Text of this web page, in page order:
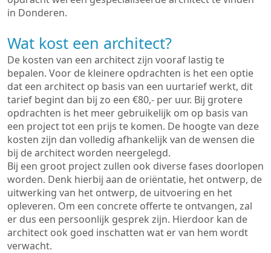
in Donderen.
Wat kost een architect?
De kosten van een architect zijn vooraf lastig te
bepalen. Voor de kleinere opdrachten is het een optie
dat een architect op basis van een uurtarief werkt, dit
tarief begint dan bij zo een €80,- per uur. Bij grotere
opdrachten is het meer gebruikelijk om op basis van
een project tot een prijs te komen. De hoogte van deze
kosten zijn dan volledig afhankelijk van de wensen die
bij de architect worden neergelegd.
Bij een groot project zullen ook diverse fases doorlopen
worden. Denk hierbij aan de oriëntatie, het ontwerp, de
uitwerking van het ontwerp, de uitvoering en het
opleveren. Om een concrete offerte te ontvangen, zal
er dus een persoonlijk gesprek zijn. Hierdoor kan de
architect ook goed inschatten wat er van hem wordt
verwacht.